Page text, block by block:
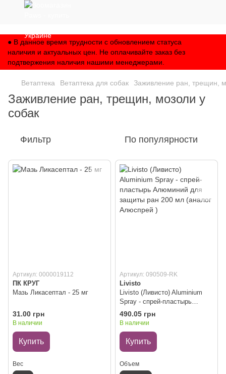
● В данное время трудности с обновлением статуса
наличия и актуальных цен. Не оплачивайте заказ без
подтвержения наличия нашими менеджерами.
Ветаптека Ветаптека для собак Заживление ран, трещин,
Заживление ран, трещин, мозоли у
собак
Фильтр По популярности
Артикул: 0000019112
ПК КРУГ
Мазь Ликасептал - 25 мг
31.00 грн
В наличии
Купить
Вес
Артикул: 090509-RK
Livisto
Livisto (Ливисто) Aluminium
Spray - спрей-пластырь
Алюминий для защиты ран
200 мл (аналог Алюспрей )
490.05 грн
В наличии
Купить
Объем